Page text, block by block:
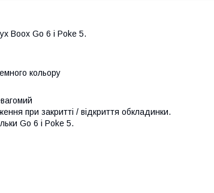
Boox Go 6 і Poke 5.
кольору
при закритті / відкриття обкладинки.
Go 6 і Poke 5.